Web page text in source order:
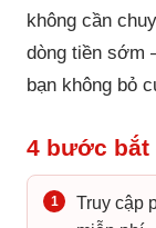
không cần
dòng tiền sớm
bạn không bỏ
4 bước bắt
1
Truy cập